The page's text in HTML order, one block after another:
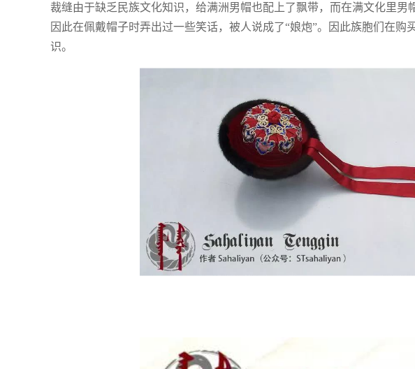
裁缝由于缺乏民族文化知识，给满洲男帽也配上了飘带，而在满文化里
因此在佩戴帽子时弄出过一些笑话，被人说成了“娘炮”。因此族胞们在
识。